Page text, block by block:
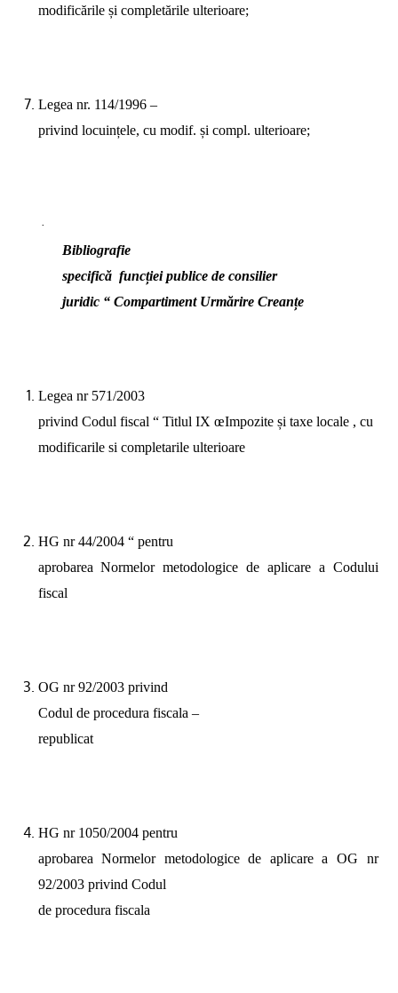
modificările și completările ulterioare;
Legea nr. 114/1996 –
privind locuințele, cu modif. și compl. ulterioare;
·
Bibliografie
specifică funcției publice de consilier
juridic “ Compartiment Urmărire Creanțe
Legea nr 571/2003
privind Codul fiscal “ Titlul IX œImpozite și taxe locale , cu
modificarile si completarile ulterioare
HG nr 44/2004 “ pentru
aprobarea Normelor metodologice de aplicare a Codului
fiscal
OG nr 92/2003 privind
Codul de procedura fiscala –
republicat
HG nr 1050/2004 pentru
aprobarea Normelor metodologice de aplicare a OG nr
92/2003 privind Codul
de procedura fiscala